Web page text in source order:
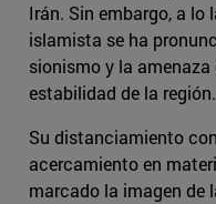
Irán. Sin embargo, a lo
islamista se ha
sionismo y la
estabilidad de la región.
Su distanciamiento
acercamiento en
marcado la imagen de